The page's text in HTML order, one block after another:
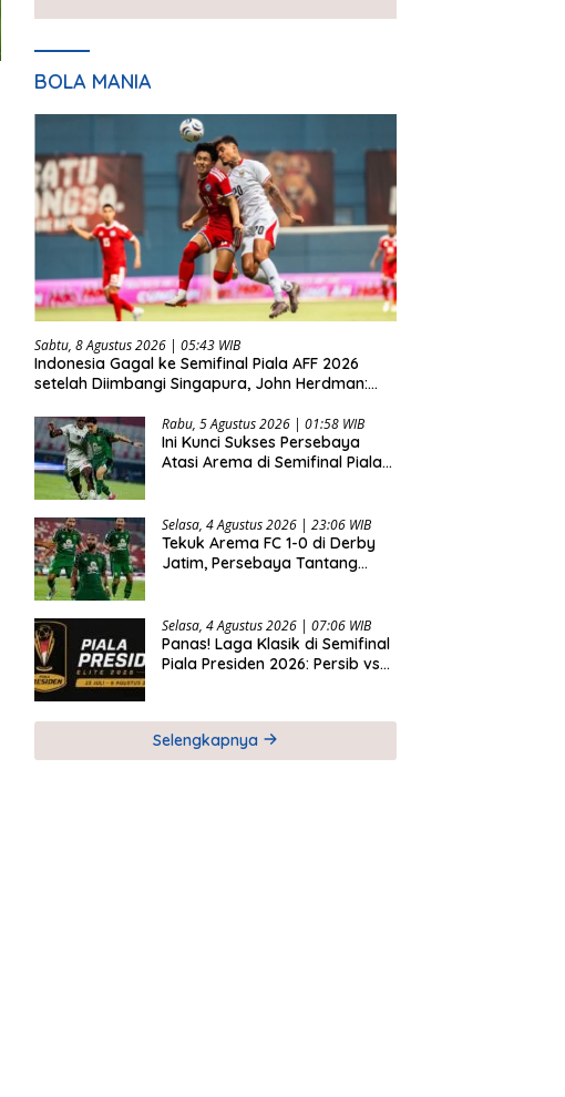
BOLA MANIA
Sabtu, 8 Agustus 2026 | 05:43 WIB
Indonesia Gagal ke Semifinal Piala AFF 2026
setelah Diimbangi Singapura, John Herdman:
Rabu, 5 Agustus 2026 | 01:58 WIB
Ini Kunci Sukses Persebaya
Atasi Arema di Semifinal Piala
Selasa, 4 Agustus 2026 | 23:06 WIB
Tekuk Arema FC 1-0 di Derby
Jatim, Persebaya Tantang
Selasa, 4 Agustus 2026 | 07:06 WIB
Panas! Laga Klasik di Semifinal
Piala Presiden 2026: Persib vs
Selengkapnya